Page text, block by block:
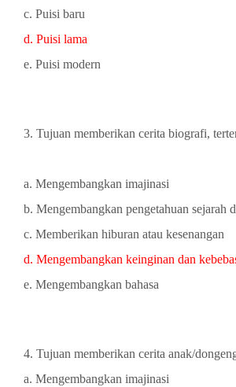
c. Puisi baru
d. Puisi lama
e. Puisi modern
3. Tujuan memberikan cerita biografi,
a. Mengembangkan imajinasi
b. Mengembangkan pengetahuan sejarah
c. Memberikan hiburan atau kesenangan
d. Mengembangkan keinginan dan
e. Mengembangkan bahasa
4. Tujuan memberikan cerita anak/
a. Mengembangkan imajinasi